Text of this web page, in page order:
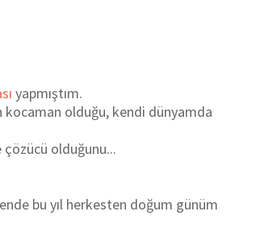
yapmıştım.
kocaman olduğu, kendi dünyamda
olduğunu...
bu yıl herkesten doğum günüm